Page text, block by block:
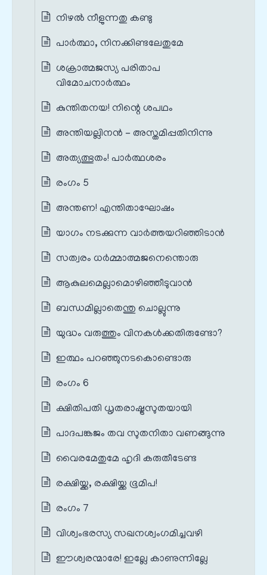
നിഴല്‍ നീളുന്നതു കണ്ടു
പാര്‍ത്ഥാ, നിനക്കിണ്ടലേതുമേ
ശക്രാത്മജസ്യ പരിതാപ
വിമോചനാര്‍ത്ഥം
കുന്തിതനയ! നിന്റെ ശപഥം
അന്തിയല്ലിനന്‍ - അസ്തമിപ്പതിനിന്നു
അത്യത്ഭുതം! പാര്‍ത്ഥശരം
രംഗം 5
അന്തണ! എന്തിതാഘോഷം
യാഗം നടക്കുന്ന വാര്‍ത്തയറിഞ്ഞിടാന്‍
സത്വരം ധര്‍മ്മാത്മജനെന്തൊരു
ആകുലമെല്ലാമൊഴിഞ്ഞീടുവാന്‍
ബന്ധമില്ലാതെന്തു ചൊല്ലുന്നു
യുദ്ധം വരുത്തും വിനകള്‍ക്കതിരുണ്ടോ?
ഇത്ഥം പറഞ്ഞുനടകൊണ്ടൊരു
രംഗം 6
ക്ഷിതിപതി ധൃതരാഷ്ട്രസുതയായി
പാദപങ്കജം തവ സുതനിതാ വണങ്ങുന്നു
വൈരമേതുമേ ഹൃദി കരുതീടേണ്ട
രക്ഷിയ്ക്ക, രക്ഷിയ്ക്ക ഭൂമിപ!
രംഗം 7
വിശ്വംഭരസ്യ സഖനശ്വംഗമിച്ചവഴി
ഈശ്വരന്മാരേ! ഇല്ലേ കാണുന്നില്ലേ